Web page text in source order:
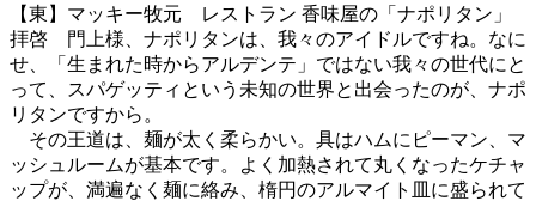
【東】マッキー牧元 レストラン 香味屋の「ナポリタン」
拝啓 門上様、ナポリタンは、我々のアイドルですね。なに
せ、「生まれた時からアルデンテ」ではない我々の世代にと
って、スパゲッティという未知の世界と出会ったのが、ナポ
リタンですから。
その王道は、麺が太く柔らかい。具はハムにピーマン、マ
ッシュルームが基本です。よく加熱されて丸くなったケチャ
ップが、満遍なく麺に絡み、楕円のアルマイト皿に盛られて